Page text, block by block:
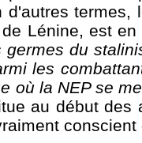
d'autres
Lénine, est
germes du
les
où la NEP se
au début